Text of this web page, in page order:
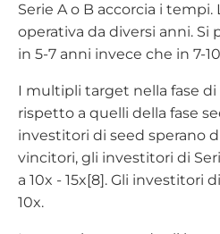
Serie A o B accorcia i tempi.
operativa da diversi anni. Si
in 5-7 anni invece che in 7-
I multipli target nella fase di
rispetto a quelli della fase
investitori di seed sperano
vincitori, gli investitori di
a 10x - 15x[8]. Gli investitori
10x.